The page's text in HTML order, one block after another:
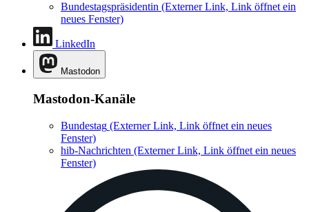
Bundestagspräsidentin (Externer Link, Link öffnet ein
neues Fenster)
LinkedIn
Mastodon
Mastodon-Kanäle
Bundestag (Externer Link, Link öffnet ein neues
Fenster)
hib-Nachrichten (Externer Link, Link öffnet ein neues
Fenster)